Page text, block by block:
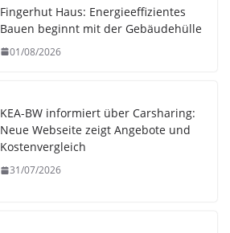
Fingerhut Haus: Energieeffizientes
Bauen beginnt mit der Gebäudehülle
01/08/2026
KEA-BW informiert über Carsharing:
Neue Webseite zeigt Angebote und
Kostenvergleich
31/07/2026